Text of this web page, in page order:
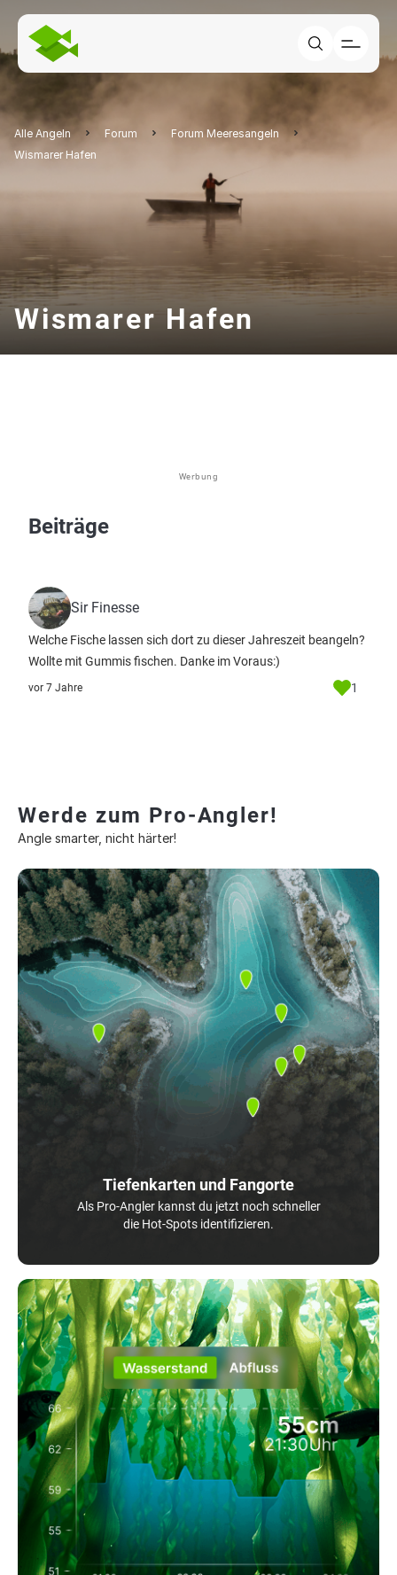
Alle Angeln Forum
Forum Meeresangeln
Wismarer Hafen
Wismarer Hafen
Werbung
Beiträge
Sir Finesse
Welche Fische lassen sich dort zu dieser Jahreszeit beangeln?
Wollte mit Gummis fischen. Danke im Voraus:)
vor 7 Jahre 1
Werde zum Pro-Angler!
Angle smarter, nicht härter!
Tiefenkarten und Fangorte
Als Pro-Angler kannst du jetzt noch schneller
die Hot-Spots identifizieren.